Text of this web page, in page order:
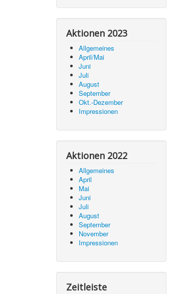
Aktionen 2023
Allgemeines
April/Mai
Juni
Juli
August
September
Okt.-Dezember
Impressionen
Aktionen 2022
Allgemeines
April
Mai
Juni
Juli
August
September
November
Impressionen
Zeitleiste